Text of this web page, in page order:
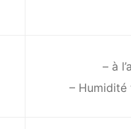
– à
– Humidité